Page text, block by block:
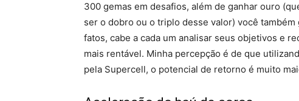
300 gemas em desafios, além de ganhar ouro
ser o dobro ou o triplo desse valor) você
fatos, cabe a cada um analisar seus objetivos e
mais rentável. Minha percepção é de que
pela Supercell, o potencial de retorno é muito